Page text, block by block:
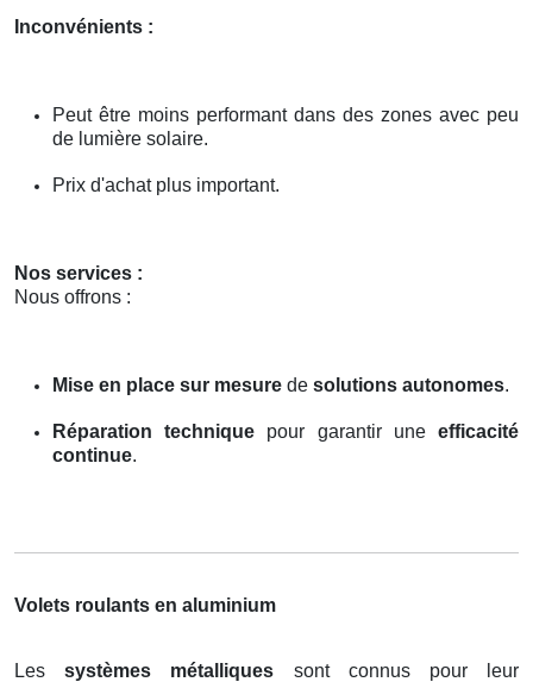
Inconvénients :
Peut être moins performant dans des zones avec peu
de lumière solaire.
Prix d'achat plus important.
Nos services :
Nous offrons :
Mise en place sur mesure de solutions autonomes.
Réparation technique pour garantir uneefficacité
continue.
Volets roulants en aluminium
Lessystèmes métalliques sont connus pour leur